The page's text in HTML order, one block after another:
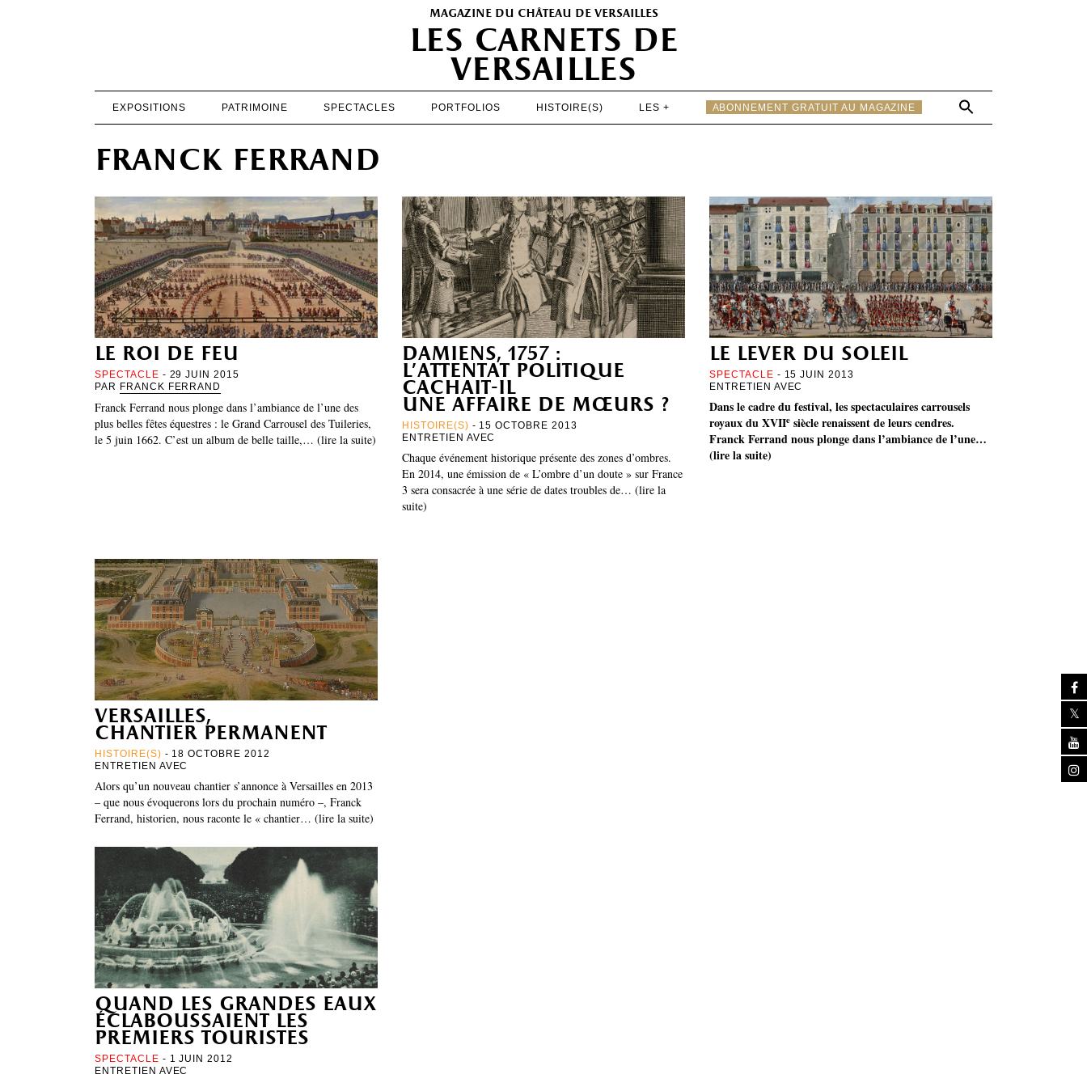
magazine du château de versailles
les carnets de
versailles
EXPOSITIONS PATRIMOINE SPECTACLES PORTFOLIOS HISTOIRE(S) LES + ABONNEMENT GRATUIT AU MAGAZINE
for:
Search Button
SPECTACLES
PORTFOLIOS
HISTOIRE(S)
LES +
ABONNEMENT GRATUIT AU MAGAZINE
franck ferrand
le roi de feu
SPECTACLE - 29 JUIN 2015
PAR FRANCK FERRAND
Franck Ferrand nous plonge dans l’ambiance de l’une des
plus belles fêtes équestres : le Grand Carrousel des Tuileries,
le 5 juin 1662. C’est un album de belle taille,… (lire la suite)
damiens, 1757 :
l’attentat politique
cachait-il
une affaire de mœurs ?
HISTOIRE(S) - 15 OCTOBRE 2013
ENTRETIEN AVEC
Chaque événement historique présente des zones d’ombres.
En 2014, une émission de « L’ombre d’un doute » sur France
3 sera consacrée à une série de dates troubles de… (lire la
suite)
le lever du soleil
SPECTACLE - 15 JUIN 2013
ENTRETIEN AVEC
Dans le cadre du festival, les spectaculaires carrousels
royaux du XVIIe siècle renaissent de leurs cendres.
Franck Ferrand nous plonge dans l’ambiance de l’une…
(lire la suite)
versailles,
chantier permanent
HISTOIRE(S) - 18 OCTOBRE 2012
ENTRETIEN AVEC
Alors qu’un nouveau chantier s’annonce à Versailles en 2013
– que nous évoquerons lors du prochain numéro –, Franck
Ferrand, historien, nous raconte le « chantier… (lire la suite)
quand les grandes eaux
éclaboussaient les
premiers touristes
SPECTACLE - 1 JUIN 2012
ENTRETIEN AVEC